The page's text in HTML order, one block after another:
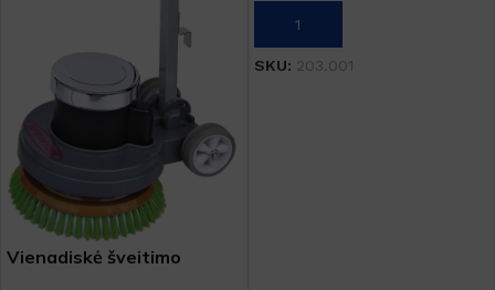
Vienadiskė šveitimo
Į KREPŠELĮ
SKU: 203.001